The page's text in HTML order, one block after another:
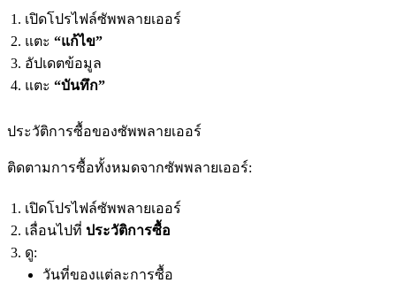
เปิดโปรไฟล์ซัพพลายเออร์
แตะ “แก้ไข”
อัปเดตข้อมูล
แตะ “บันทึก”
ประวัติการซื้อของซัพพลายเออร์
ติดตามการซื้อทั้งหมดจากซัพพลายเออร์:
เปิดโปรไฟล์ซัพพลายเออร์
เลื่อนไปที่ ประวัติการซื้อ
ดู:
วันที่ของแต่ละการซื้อ